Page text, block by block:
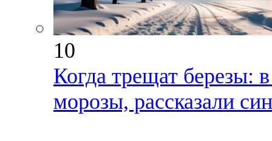
10
Когда трещат березы:
морозы, рассказали